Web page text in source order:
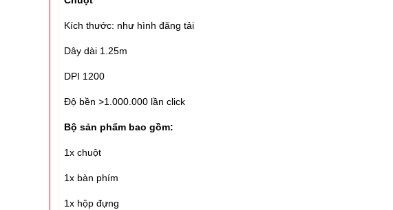
Kích thước: như hình đăng tải
Dây dài 1.25m
DPI 1200
Độ bền >1.000.000 lần click
Bộ sản phẩm bao gồm:
1x chuột
1x bàn phím
1x hộp đựng